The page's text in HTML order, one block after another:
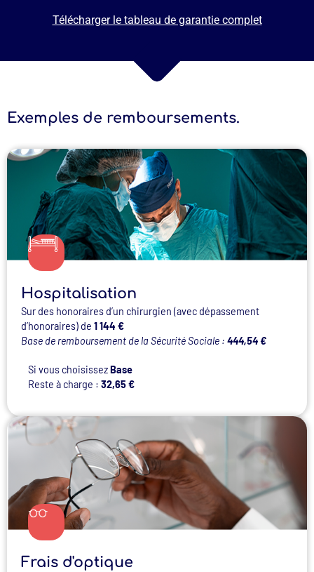
Télécharger le tableau de garantie complet
Exemples de remboursements.
Hospitalisation
Sur des honoraires d’un chirurgien (avec dépassement
d’honoraires) de 1 144 €
Base de remboursement de la Sécurité Sociale : 444,54 €
Si vous choisissezBase
Reste à charge : 32,65 €
Frais d'optique